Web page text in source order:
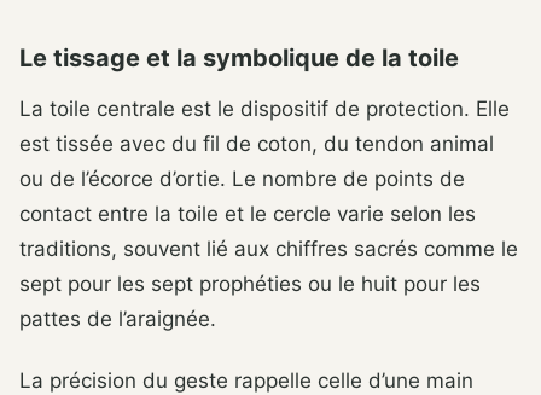
Le tissage et la symbolique de la toile
La toile centrale est le dispositif de protection. Elle
est tissée avec du fil de coton, du tendon animal
ou de l’écorce d’ortie. Le nombre de points de
contact entre la toile et le cercle varie selon les
traditions, souvent lié aux chiffres sacrés comme le
sept pour les sept prophéties ou le huit pour les
pattes de l’araignée.
La précision du geste rappelle celle d’une main